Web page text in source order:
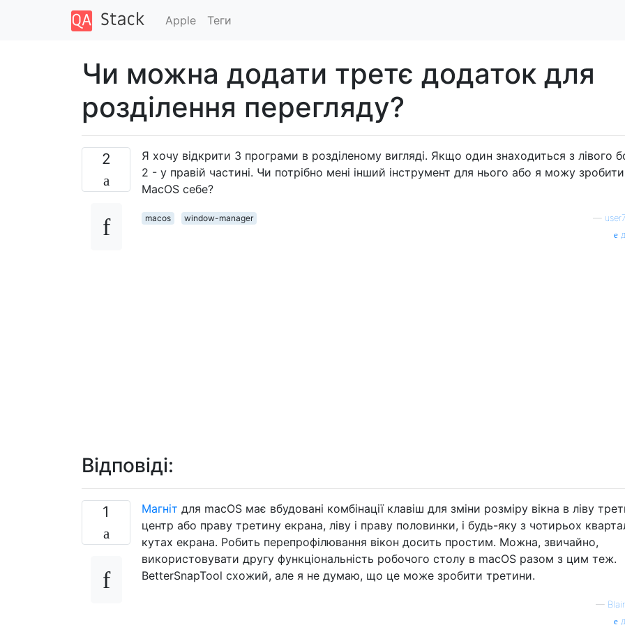
Apple Теги
Чи можна додати третє додаток для
розділення перегляду?
2
Я хочу відкрити 3 програми в розділеному вигляді. Якщо один знаходиться з лівого
2 - у правій частині. Чи потрібно мені інший інструмент для нього або я можу
MacOS себе?
macos window-manager
Відповіді:
1 Магніт для macOS має вбудовані комбінації клавіш для зміни розміру вікна в ліву
центр або праву третину екрана, ліву і праву половинки, і будь-яку з чотирьох
кутах екрана. Робить перепрофілювання вікон досить простим. Можна, звичайно,
використовувати другу функціональність робочого столу в macOS разом з цим теж.
BetterSnapTool схожий, але я не думаю, що це може зробити третини.
—